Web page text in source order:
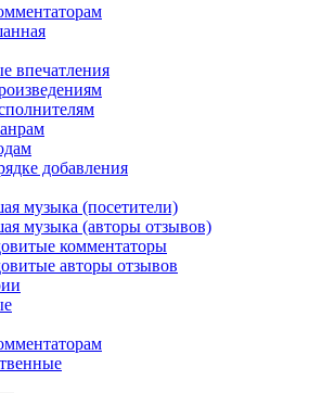
впечатления
добавления
музыка (посетители)
музыка (авторы отзывов)
комментаторы
авторы отзывов